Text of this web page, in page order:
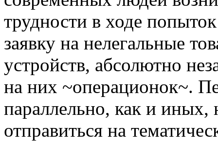
трудности в ходе
заявку на нелегальные
устройств, абсолютно
на них ~операционок~.
параллельно, как и иных,
отправиться на